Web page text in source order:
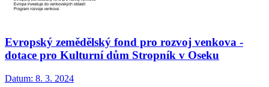
Evropský zemědělský fond pro rozvoj venkova -
dotace pro Kulturní dům Stropník v Oseku
Datum: 8. 3. 2024